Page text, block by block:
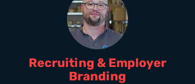
Recruiting & Employer
Branding